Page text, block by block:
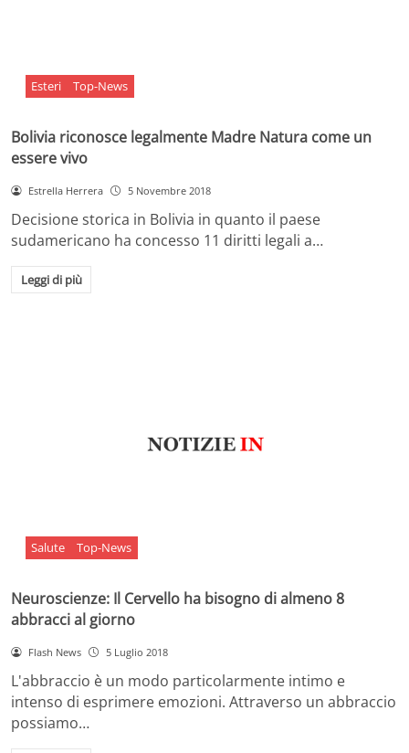
Esteri Top-News
Bolivia riconosce legalmente Madre Natura come un
essere vivo
Estrella Herrera 5 Novembre 2018
Decisione storica in Bolivia in quanto il paese
sudamericano ha concesso 11 diritti legali a…
Leggi di più
Salute Top-News
Neuroscienze: Il Cervello ha bisogno di almeno 8
abbracci al giorno
Flash News 5 Luglio 2018
L'abbraccio è un modo particolarmente intimo e
intenso di esprimere emozioni. Attraverso un abbraccio
possiamo…